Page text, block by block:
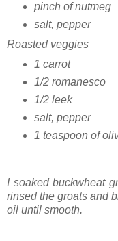
pinch of nutmeg
salt, pepper
Roasted veggies
1 carrot
1/2 romanesco
1/2 leek
salt, pepper
1 teaspoon of
I soaked buckwheat
rinsed the groats and
oil until smooth.